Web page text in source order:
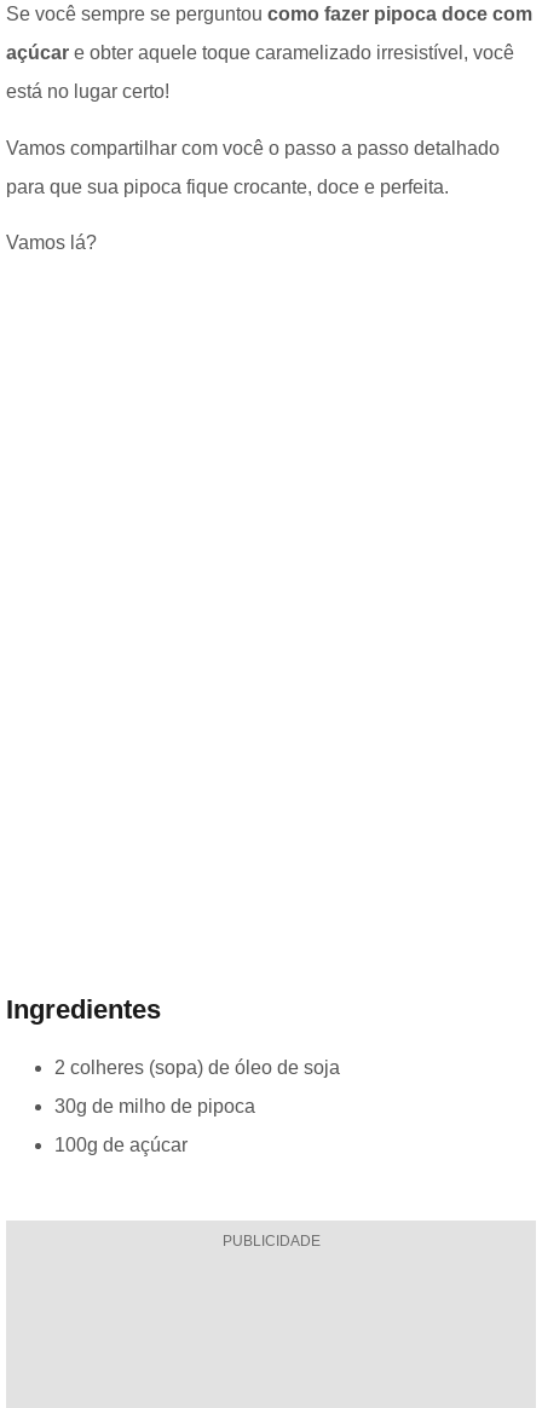
Se você sempre se perguntou como fazer pipoca doce com
açúcar e obter aquele toque caramelizado irresistível, você
está no lugar certo!
Vamos compartilhar com você o passo a passo detalhado
para que sua pipoca fique crocante, doce e perfeita.
Vamos lá?
Ingredientes
2 colheres (sopa) de óleo de soja
30g de milho de pipoca
100g de açúcar
PUBLICIDADE